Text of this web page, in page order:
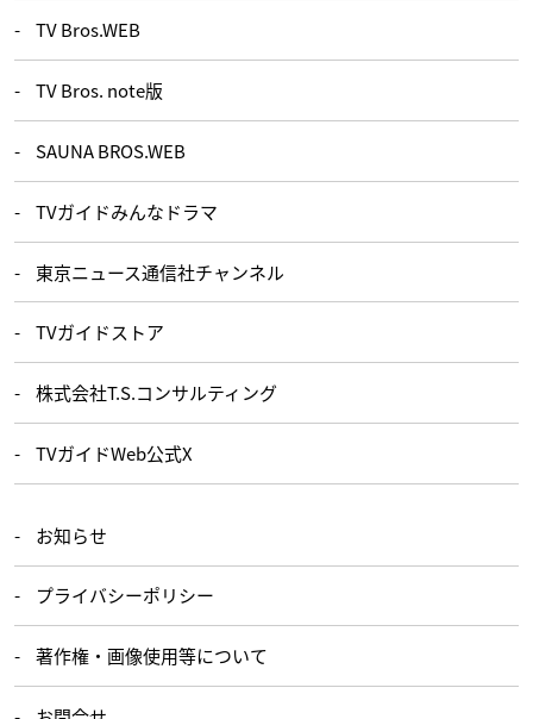
TV Bros.WEB
TV Bros. note版
SAUNA BROS.WEB
TVガイドみんなドラマ
東京ニュース通信社チャンネル
TVガイドストア
株式会社T.S.コンサルティング
TVガイドWeb公式X
お知らせ
プライバシーポリシー
著作権・画像使用等について